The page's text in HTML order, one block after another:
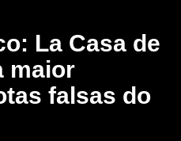
La Casa de
maior
falsas do